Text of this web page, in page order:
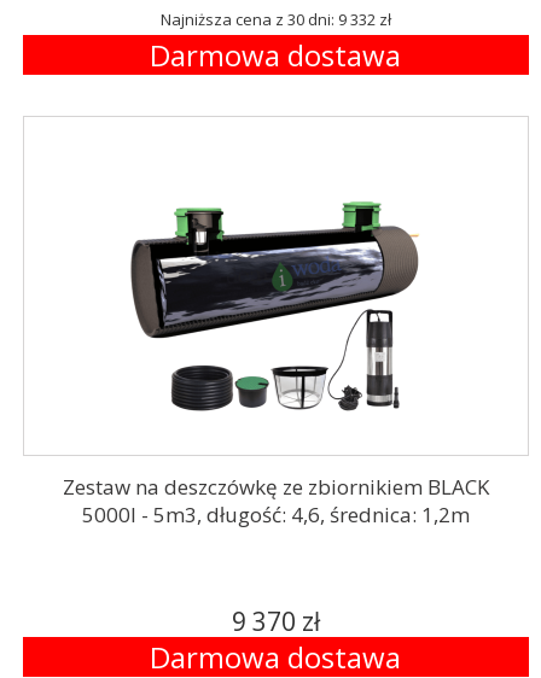
Najniższa cena z 30 dni: 9 332 zł
Darmowa dostawa
Zestaw na deszczówkę ze zbiornikiem BLACK
5000l - 5m3, długość: 4,6, średnica: 1,2m
9 370 zł
Darmowa dostawa